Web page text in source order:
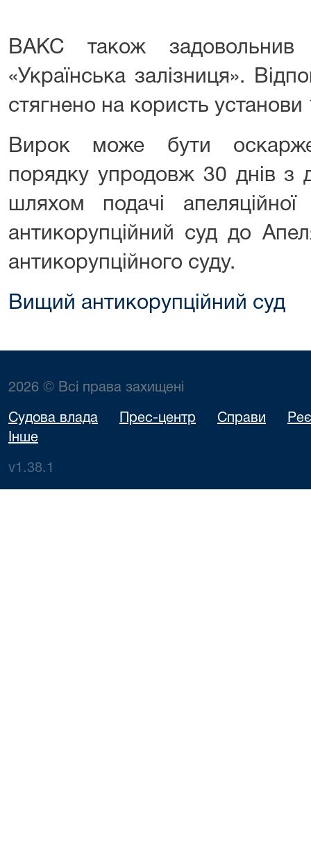
ВАКС також задовольнив
«Українська залізниця».
стягнено на користь
Вирок може бути
порядку упродовж 30 днів з
шляхом подачі
антикорупційний суд до
антикорупційного суду.
Вищий антикорупційний суд
2026 © Всі права захищені
Судова влада Прес-центр Справи
Інше
v1.38.1